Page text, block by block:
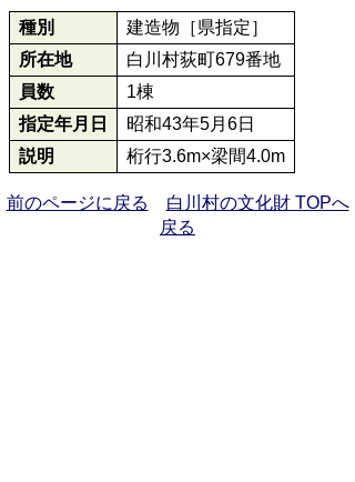
種別
建造物［県指定］
所在地
白川村荻町679番地
員数
1棟
指定年月日
昭和43年5月6日
説明
桁行3.6m×梁間4.0m
前のページに戻る
白川村の文化財 TOPへ
戻る